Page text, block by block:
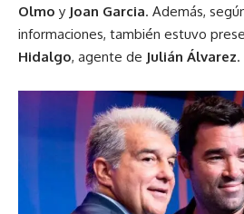
Olmo y Joan Garcia. Además,
informaciones, también estuvo
Hidalgo, agente de Julián Álvarez.